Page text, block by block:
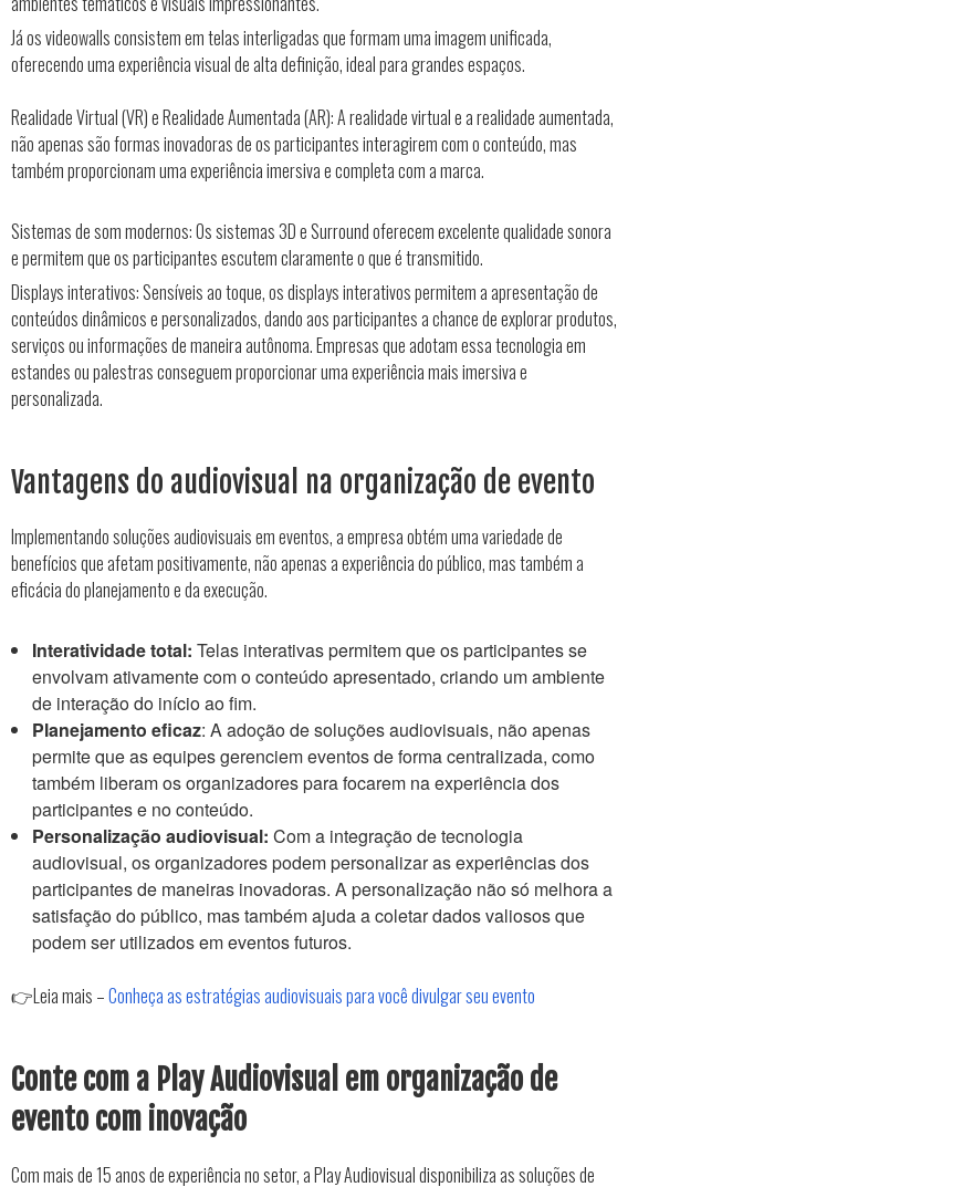
Já os videowalls consistem em telas interligadas que formam uma imagem unificada,
oferecendo uma experiência visual de alta definição, ideal para grandes espaços.
Realidade Virtual (VR) e Realidade Aumentada (AR): A realidade virtual e a realidade aumentada,
não apenas são formas inovadoras de os participantes interagirem com o conteúdo, mas
também proporcionam uma experiência imersiva e completa com a marca.
Sistemas de som modernos: Os sistemas 3D e Surround oferecem excelente qualidade sonora
e permitem que os participantes escutem claramente o que é transmitido.
Displays interativos: Sensíveis ao toque, os displays interativos permitem a apresentação de
conteúdos dinâmicos e personalizados, dando aos participantes a chance de explorar produtos,
serviços ou informações de maneira autônoma. Empresas que adotam essa tecnologia em
estandes ou palestras conseguem proporcionar uma experiência mais imersiva e
personalizada.
Vantagens do audiovisual na organização de evento
Implementando soluções audiovisuais em eventos, a empresa obtém uma variedade de
benefícios que afetam positivamente, não apenas a experiência do público, mas também a
eficácia do planejamento e da execução.
Interatividade total: Telas interativas permitem que os participantes se
envolvam ativamente com o conteúdo apresentado, criando um ambiente
de interação do início ao fim.
Planejamento eficaz: A adoção de soluções audiovisuais, não apenas
permite que as equipes gerenciem eventos de forma centralizada, como
também liberam os organizadores para focarem na experiência dos
participantes e no conteúdo.
Personalização audiovisual: Com a integração de tecnologia
audiovisual, os organizadores podem personalizar as experiências dos
participantes de maneiras inovadoras. A personalização não só melhora a
satisfação do público, mas também ajuda a coletar dados valiosos que
podem ser utilizados em eventos futuros.
👉Leia mais –Conheça as estratégias audiovisuais para você divulgar seu evento
Conte com a Play Audiovisual em organização de
evento com inovação
Com mais de 15 anos de experiência no setor, a Play Audiovisual disponibiliza as soluções de